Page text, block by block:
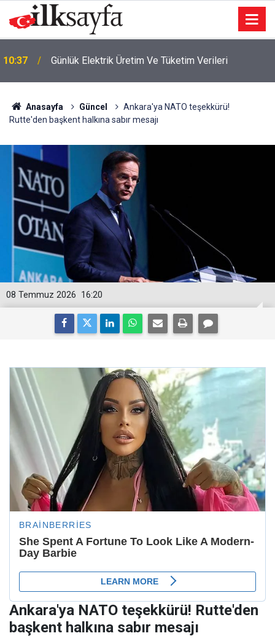
10:37 Günlük Elektrik Üretim Ve Tüketim Verileri
Anasayfa Güncel
Ankara'ya NATO teşekkürü!
Rutte'den başkent halkına sabır mesajı
16:20
08 Temmuz 2026
Ankara'ya NATO teşekkürü! Rutte'den
başkent halkına sabır mesajı